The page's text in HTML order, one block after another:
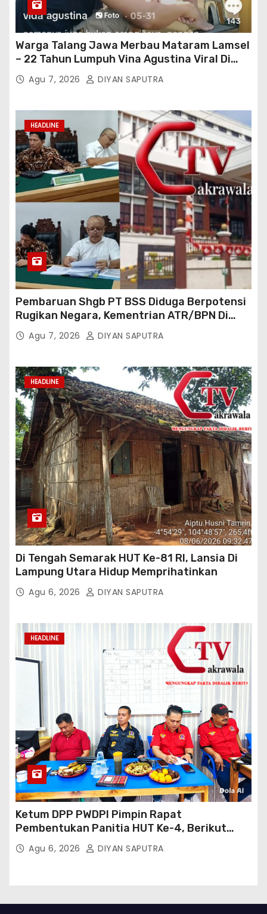
Warga Talang Jawa Merbau Mataram Lamsel
– 22 Tahun Lumpuh Vina Agustina Viral Di
Tiktok Inginkan Kursi Roda Listrik, Kepala
Perwakilan Provinsi Lampung Media
Bertindak
Agu 7, 2026 DIYAN SAPUTRA
HEADLINE
Pembaruan Shgb PT BSS Diduga Berpotensi
Rugikan Negara, Kementrian ATR/BPN Di
Gugat Di PTUN Jakarta
Agu 7, 2026 DIYAN SAPUTRA
HEADLINE
Di Tengah Semarak HUT Ke-81 RI, Lansia Di
Lampung Utara Hidup Memprihatinkan
Agu 6, 2026 DIYAN SAPUTRA
HEADLINE
Ketum DPP PWDPI Pimpin Rapat
Pembentukan Panitia HUT Ke-4, Berikut
Susunan Dan Rangkaian Kegiatannya
Agu 6, 2026 DIYAN SAPUTRA